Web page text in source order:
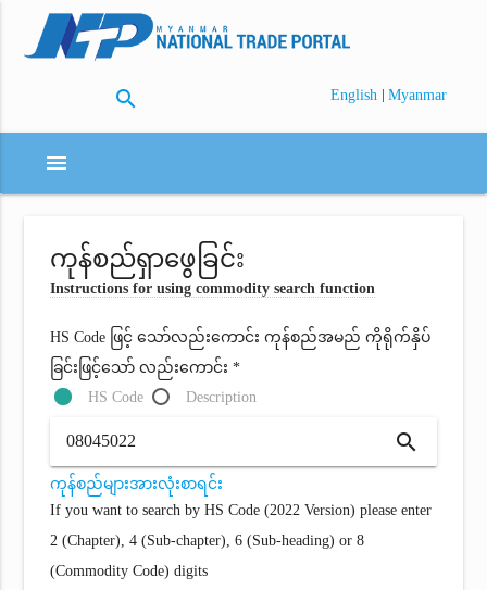
search English | Myanmar
menu
ကုန်စည်ရှာဖွေခြင်း
Instructions for using commodity search function
HS Code ဖြင့် သော်လည်းကောင်း ကုန်စည်အမည် ကိုရိုက်နှိပ်
ခြင်းဖြင့်သော် လည်းကောင်း *
HS Code
Description
search
ကုန်စည်များအားလုံးစာရင်း
If you want to search by HS Code (2022 Version) please enter
2 (Chapter), 4 (Sub-chapter), 6 (Sub-heading) or 8
(Commodity Code) digits